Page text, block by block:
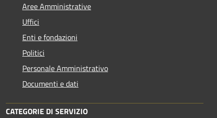
Aree Amministrative
Uffici
Enti e fondazioni
Politici
Personale Amministrativo
Documenti e dati
CATEGORIE DI SERVIZIO